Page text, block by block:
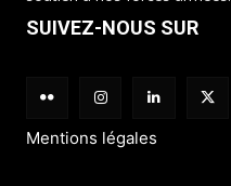
SUIVEZ-NOUS SUR
Mentions légales